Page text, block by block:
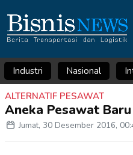
Industri Nasional
ALTERNATIF PESAWAT
Aneka Pesawat
Jumat, 30 Desember 2016,